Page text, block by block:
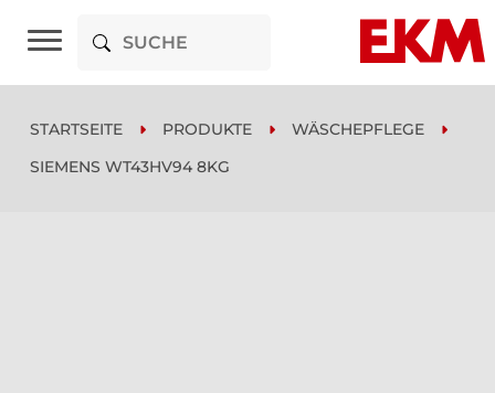
STARTSEITE PRODUKTE
WÄSCHEPFLEGE
SIEMENS WT43HV94 8KG